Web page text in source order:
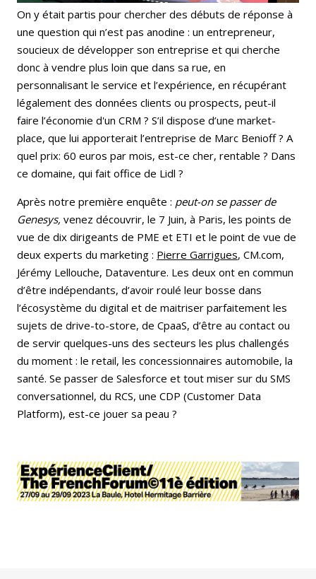
On y était partis pour chercher des débuts de réponse à
une question qui n’est pas anodine : un entrepreneur,
soucieux de développer son entreprise et qui cherche
donc à vendre plus loin que dans sa rue, en
personnalisant le service et l’expérience, en récupérant
légalement des données clients ou prospects, peut-il
faire l’économie d'un CRM ? S’il dispose d’une market-
place, que lui apporterait l’entreprise de Marc Benioff ? A
quel prix: 60 euros par mois, est-ce cher, rentable ? Dans
ce domaine, qui fait office de Lidl ?
Après notre première enquête : peut-on se passer de
Genesys, venez découvrir, le 7 Juin, à Paris, les points de
vue de dix dirigeants de PME et ETI et le point de vue de
deux experts du marketing : Pierre Garrigues, CM.com,
Jérémy Lellouche, Dataventure. Les deux ont en commun
d’être indépendants, d’avoir roulé leur bosse dans
l’écosystème du digital et de maitriser parfaitement les
sujets de drive-to-store, de CpaaS, d’être au contact ou
de servir quelques-uns des secteurs les plus challengés
du moment : le retail, les concessionnaires automobile, la
santé. Se passer de Salesforce et tout miser sur du SMS
conversationnel, du RCS, une CDP (Customer Data
Platform), est-ce jouer sa peau ?